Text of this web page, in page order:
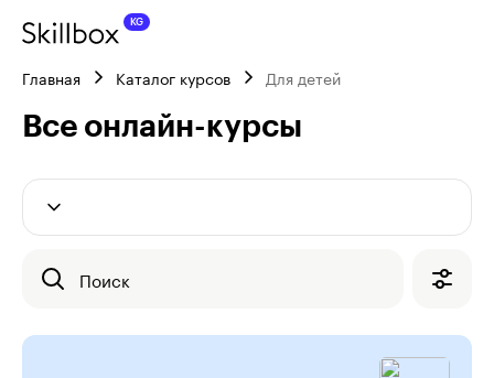
Главная Каталог курсов Для детей
Все онлайн-курсы
Поиск